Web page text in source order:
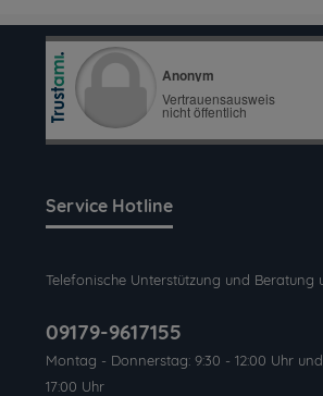
Service Hotline
Telefonische Unterstützung und Beratung
09179-9617155
Montag - Donnerstag: 9:30 - 12:00 Uhr und
17:00 Uhr